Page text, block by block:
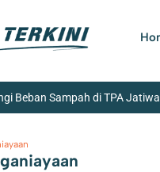
Beban Sampah di TPA
Potongan Harga